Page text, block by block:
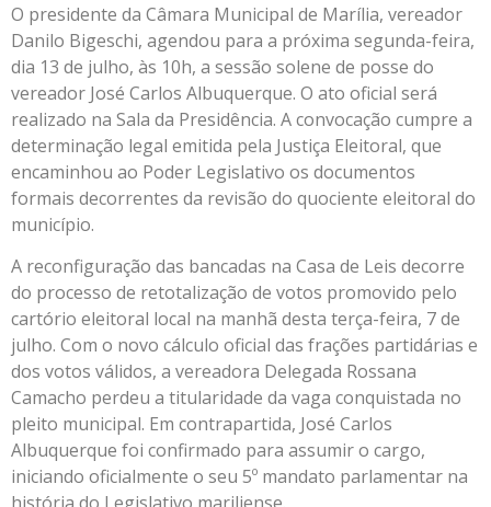
O presidente da Câmara Municipal de Marília, vereador
Danilo Bigeschi, agendou para a próxima segunda-feira,
dia 13 de julho, às 10h, a sessão solene de posse do
vereador José Carlos Albuquerque. O ato oficial será
realizado na Sala da Presidência. A convocação cumpre a
determinação legal emitida pela Justiça Eleitoral, que
encaminhou ao Poder Legislativo os documentos
formais decorrentes da revisão do quociente eleitoral do
município.
A reconfiguração das bancadas na Casa de Leis decorre
do processo de retotalização de votos promovido pelo
cartório eleitoral local na manhã desta terça-feira, 7 de
julho. Com o novo cálculo oficial das frações partidárias e
dos votos válidos, a vereadora Delegada Rossana
Camacho perdeu a titularidade da vaga conquistada no
pleito municipal. Em contrapartida, José Carlos
Albuquerque foi confirmado para assumir o cargo,
iniciando oficialmente o seu 5º mandato parlamentar na